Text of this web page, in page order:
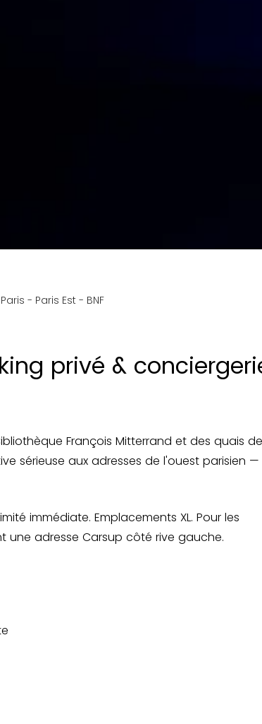
Paris - Paris Est - BNF
privé &
François Mitterrand et des quais
sérieuse aux adresses de l'ouest parisien
immédiate. Emplacements XL. Pour les
une adresse Carsup côté rive gauche.